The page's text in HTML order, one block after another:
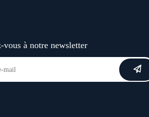
vous à notre newsletter